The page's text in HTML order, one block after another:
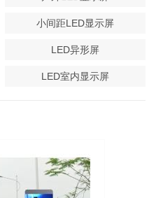
小间距LED显示屏
LED异形屏
LED室内显示屏